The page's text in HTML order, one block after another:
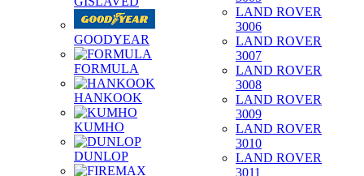
GOODYEAR
FORMULA
HANKOOK
KUMHO
DUNLOP
LAND ROVER
3006
LAND ROVER
3007
LAND ROVER
3008
LAND ROVER
3009
LAND ROVER
3010
LAND ROVER
3011